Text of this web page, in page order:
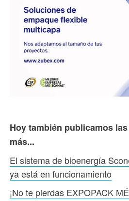
Hoy también publicamos
más...
El sistema de bioenergía
ya está en funcionamiento
¡No te pierdas EXPOPACK